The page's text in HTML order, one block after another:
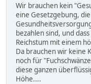
Wir brauchen kein
eine Gesetzgebung,
bezahlen sind, und
Reichstum mit einem
Da brauchen wir keine
noch für
diese ganzen
Höhe....